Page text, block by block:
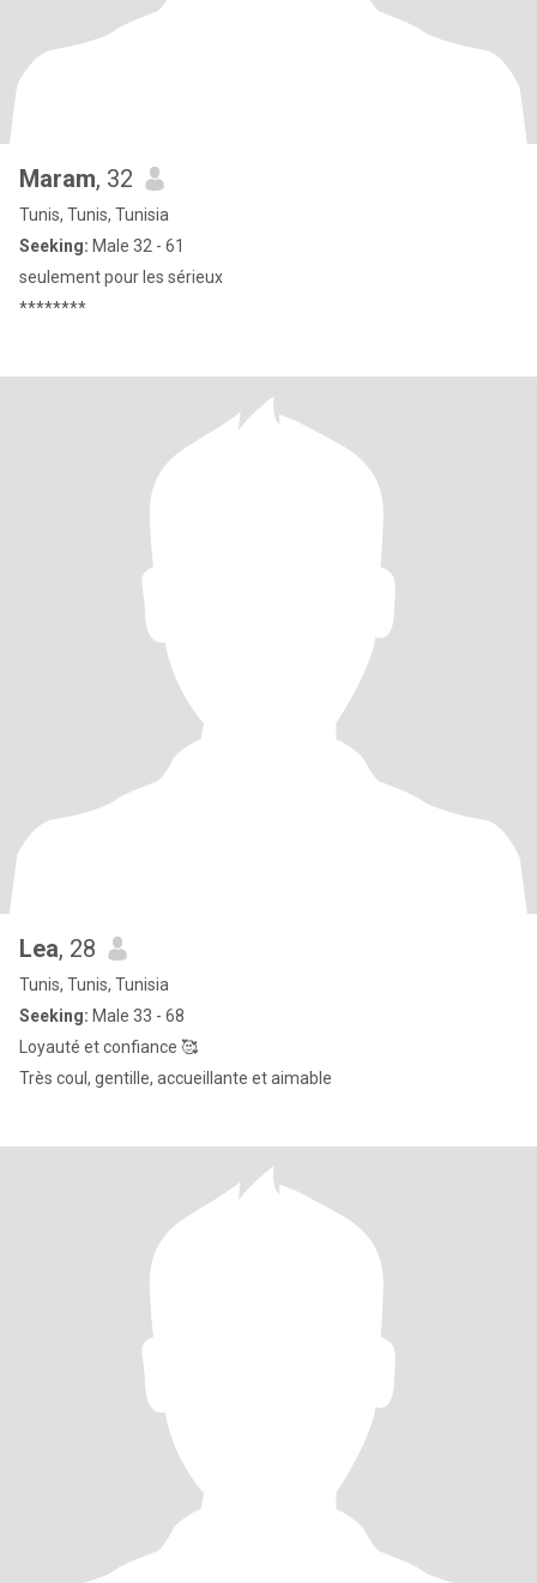
Maram, 32
Tunis, Tunis, Tunisia
Seeking: Male 32 - 61
seulement pour les sérieux
********
Lea, 28
Tunis, Tunis, Tunisia
Seeking: Male 33 - 68
Loyauté et confiance 🥰
Très coul, gentille, accueillante et aimable